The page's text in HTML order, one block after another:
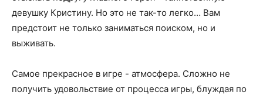
девушку Кристину. Но это не так-то легко… Вам
предстоит не только заниматься поиском, но и
выживать.
Самое прекрасное в игре - атмосфера. Сложно не
получить удовольствие от процесса игры, блуждая по